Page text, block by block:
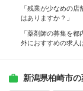
「残業が少なめの
はありますか？」
「薬剤師の募集を
外におすすめの求人
新潟県柏崎市